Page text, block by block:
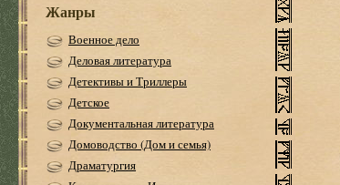
Жанры
Военное дело
Деловая литература
Детективы и Триллеры
Детское
Документальная литература
Домоводство (Дом и семья)
Драматургия